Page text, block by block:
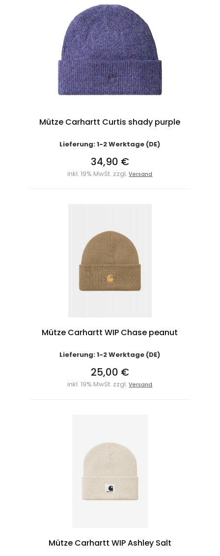
Mütze Carhartt Curtis shady purple
Lieferung: 1-2 Werktage (DE)
34,90 €
inkl. 19% MwSt. zzgl.Versand
Mütze Carhartt WIP Chase peanut
Lieferung: 1-2 Werktage (DE)
25,00 €
inkl. 19% MwSt. zzgl.Versand
Mütze Carhartt WIP Ashley Salt